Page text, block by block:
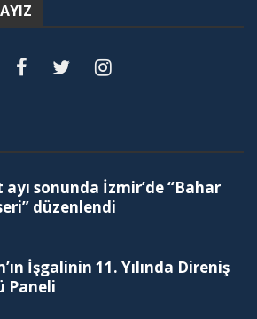
ayı sonunda İzmir’de “Bahar
düzenlendi
İşgalinin 11. Yılında Direniş
Paneli